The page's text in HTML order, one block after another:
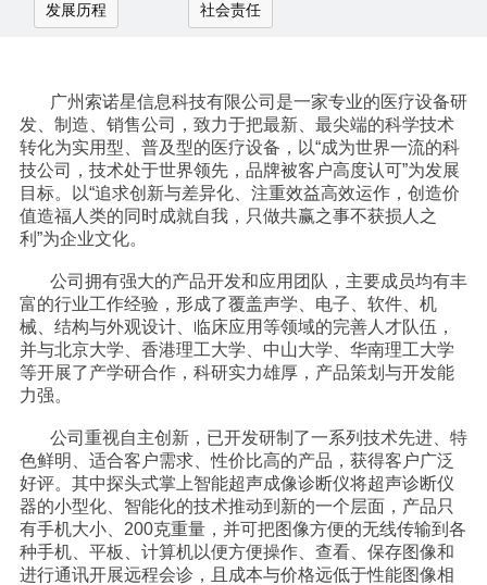
Languages
发展历程 社会责任
广州索诺星信息科技有限公司是一家专业的医疗设备研
发、制造、销售公司，致力于把最新、最尖端的科学技术
转化为实用型、普及型的医疗设备，以“成为世界一流的科
技公司，技术处于世界领先，品牌被客户高度认可”为发展
目标。以“追求创新与差异化、注重效益高效运作，创造价
值造福人类的同时成就自我，只做共赢之事不获损人之
利”为企业文化。
公司拥有强大的产品开发和应用团队，主要成员均有丰
富的行业工作经验，形成了覆盖声学、电子、软件、机
械、结构与外观设计、临床应用等领域的完善人才队伍，
并与北京大学、香港理工大学、中山大学、华南理工大学
等开展了产学研合作，科研实力雄厚，产品策划与开发能
力强。
公司重视自主创新，已开发研制了一系列技术先进、特
色鲜明、适合客户需求、性价比高的产品，获得客户广泛
好评。其中探头式掌上智能超声成像诊断仪将超声诊断仪
器的小型化、智能化的技术推动到新的一个层面，产品只
有手机大小、200克重量，并可把图像方便的无线传输到各
种手机、平板、计算机以便方便操作、查看、保存图像和
进行通讯开展远程会诊，且成本与价格远低于性能图像相